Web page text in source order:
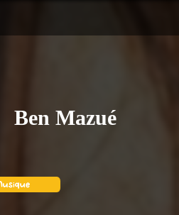
Ben Mazué